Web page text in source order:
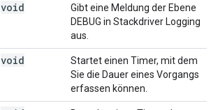
void
Gibt eine Meldung der Ebene
DEBUG in Stackdriver Logging
aus.
void
Startet einen Timer, mit dem
Sie die Dauer eines Vorgangs
erfassen können.